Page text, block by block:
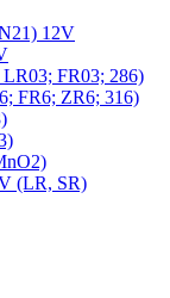
12V
FR03; 286)
FR6; ZR6; 316)
(LR, SR)